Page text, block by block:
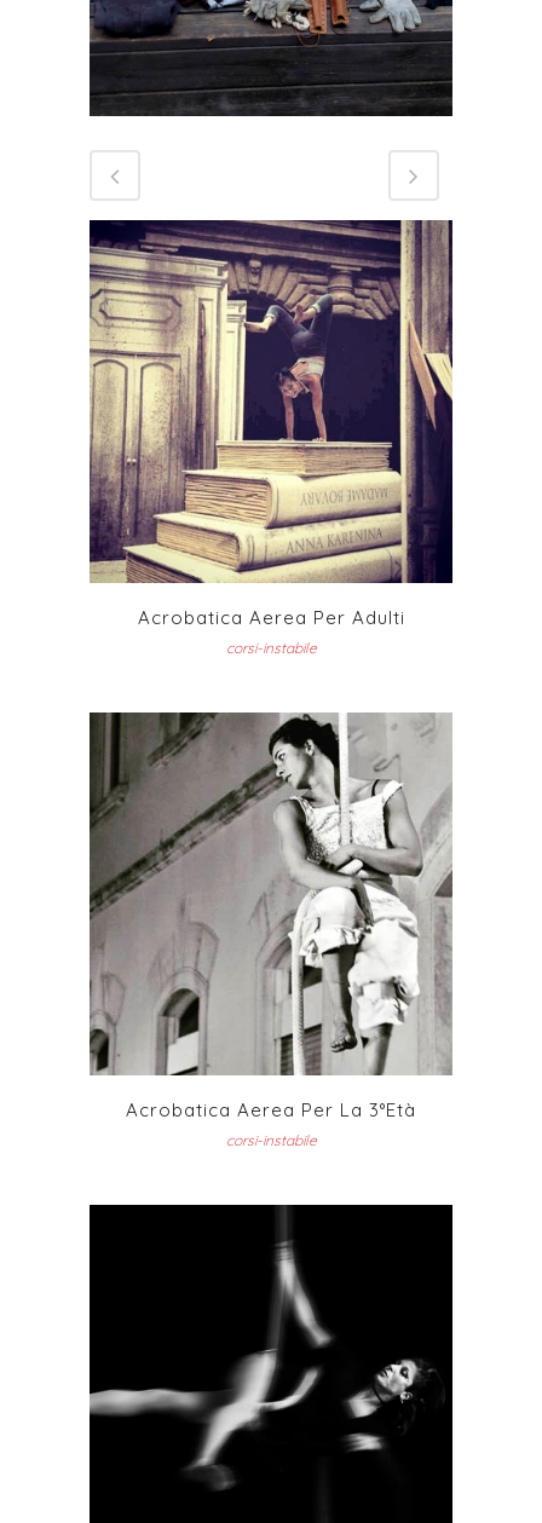
Acrobatica Aerea Per Adulti
corsi-instabile
Acrobatica Aerea Per La 3°età
corsi-instabile